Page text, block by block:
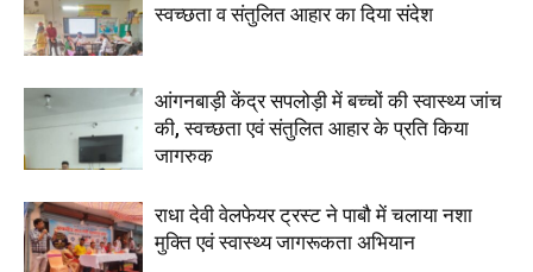
स्वच्छता व संतुलित आहार का दिया संदेश
आंगनबाड़ी केंद्र सपलोड़ी में बच्चों की स्वास्थ्य जांच
की, स्वच्छता एवं संतुलित आहार के प्रति किया
जागरुक
राधा देवी वेलफेयर ट्रस्ट ने पाबौ में चलाया नशा
मुक्ति एवं स्वास्थ्य जागरूकता अभियान